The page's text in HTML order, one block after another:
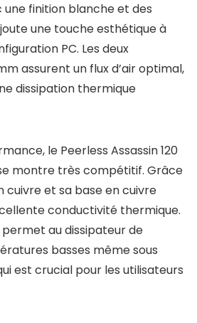
finition blanche et des
une touche esthétique à
PC. Les deux
assurent un flux d’air optimal,
dissipation thermique
le Peerless Assassin 120
montre très compétitif. Grâce
cuivre et sa base en cuivre
conductivité thermique.
au dissipateur de
basses même sous
est crucial pour les utilisateurs